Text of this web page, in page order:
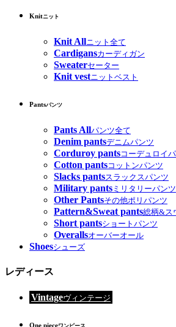
Knitニット
Knit Allニット全て
Cardigansカーディガン
Sweaterセーター
Knit vestニットベスト
Pantsパンツ
Pants Allパンツ全て
Denim pantsデニムパンツ
Corduroy pantsコーデュロイ
Cotton pantsコットンパンツ
Slacks pantsスラックスパンツ
Military pants ミリタリーパンツ
Other Pantsその他ポリパンツ
Pattern&Sweat pants総柄&ス
Short pantsショートパンツ
Overallsオーバーオール
Shoesシューズ
レディース
Vintageヴィンテージ
One pieceワンピース